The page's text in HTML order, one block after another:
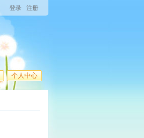
登录 注册
个人中心